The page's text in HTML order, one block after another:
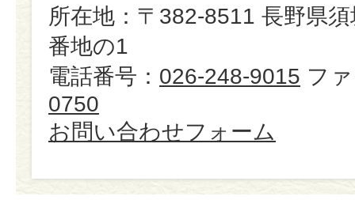
所在地：〒382-8511 長野県
番地の1
電話番号： 026-248-9015 フ
0750
お問い合わせフォーム